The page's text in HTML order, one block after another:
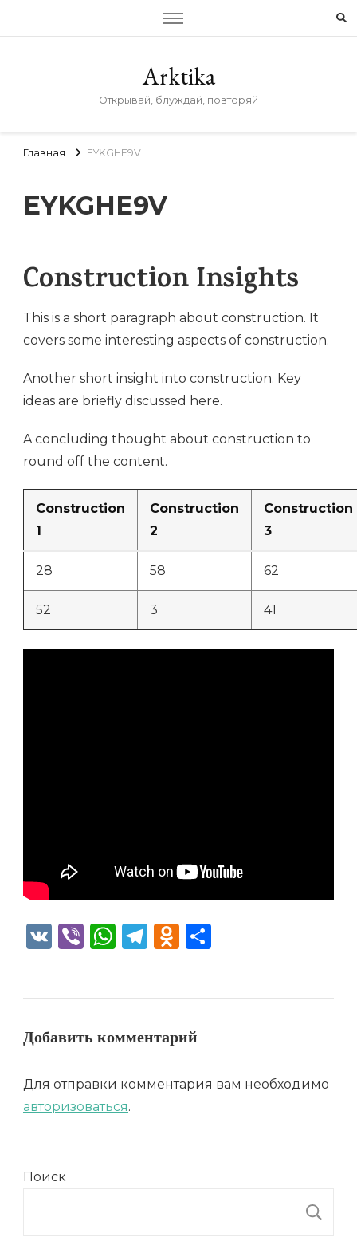
Arktika
Открывай, блуждай, повторяй
Главная EYKGHE9V
EYKGHE9V
Construction Insights
This is a short paragraph about construction. It
covers some interesting aspects of construction.
Another short insight into construction. Key
ideas are briefly discussed here.
A concluding thought about construction to
round off the content.
Construction
1
Construction
2
Construction
3
28 58 62
52 3 41
VK ViberWhatsApp
Telegram
Odnoklassniki
Добавить комментарий
Для отправки комментария вам необходимо
авторизоваться.
Поиск